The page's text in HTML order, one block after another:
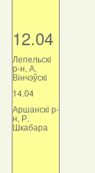
12.04
Лепельскі
р-н, А.
Вінчэўскі
14.04
Аршанскі р-
н, Р.
Шкабара